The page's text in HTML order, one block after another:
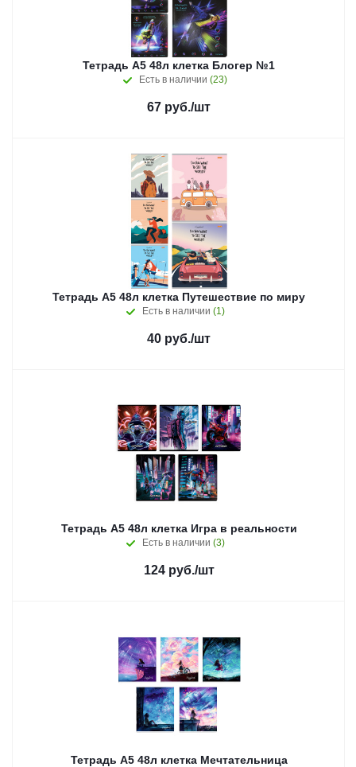
Тетрадь А5 48л клетка Блогер №1
Есть в наличии (23)
67 руб./шт
Тетрадь А5 48л клетка Путешествие по миру
Есть в наличии (1)
40 руб./шт
Тетрадь А5 48л клетка Игра в реальности
Есть в наличии (3)
124руб./шт
Тетрадь А5 48л клетка Мечтательница